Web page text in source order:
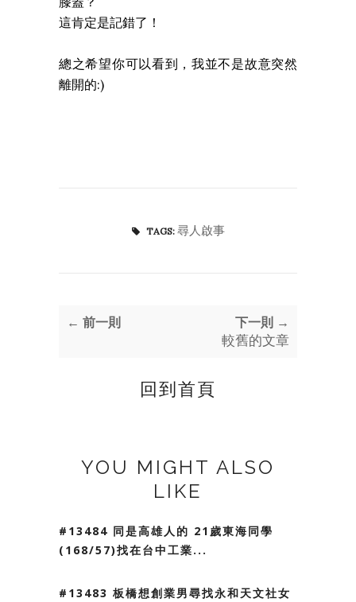
這肯定是記錯了！
總之希望你可以看到，我並不是故意突然
離開的:)
TAGS: 尋人啟事
← 前一則 下一則 →
較舊的文章
回到首頁
YOU MIGHT ALSO
LIKE
#13484 同是高雄人的 21歲東海同學
(168/57)找在台中工業...
#13483 板橋想創業男尋找永和天文社女